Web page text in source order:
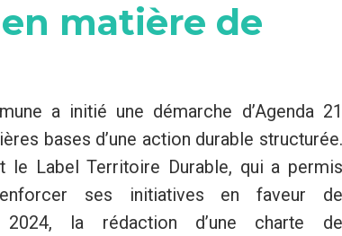
matière de
a initié une démarche d’Agenda 21
bases d’une action durable structurée.
le Label Territoire Durable, qui a permis
ses initiatives en faveur de
2024, la rédaction d’une charte de